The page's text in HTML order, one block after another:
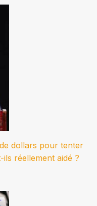
de dollars pour tenter
ils réellement aidé ?